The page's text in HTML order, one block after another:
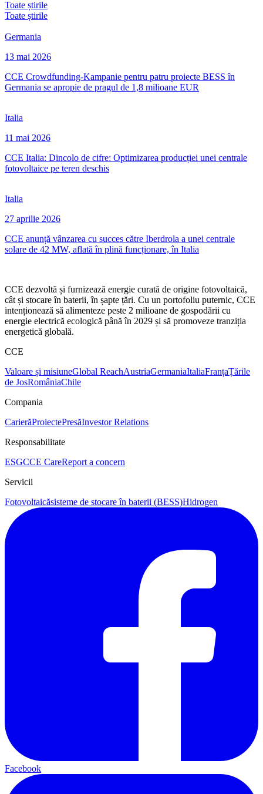
Toate știrile
Toate știrile
Germania
13 mai 2026
CCE Crowdfunding-Kampanie pentru patru proiecte BESS în
Germania se apropie de pragul de 1,8 milioane EUR
Italia
11 mai 2026
CCE Italia: Dincolo de cifre: Optimizarea producției unei centrale
fotovoltaice pe teren deschis
Italia
27 aprilie 2026
CCE anunță vânzarea cu succes către Iberdrola a unei centrale
solare de 42 MW, aflată în plină funcționare, în Italia
CCE dezvoltă și furnizează energie curată de origine fotovoltaică,
cât și stocare în baterii, în șapte țări. Cu un portofoliu puternic, CCE
intenționează să alimenteze peste 2 milioane de gospodării cu
energie electrică ecologică până în 2029 și să promoveze tranziția
energetică globală.
CCE
Valoare și misiuneGlobal ReachAustriaGermaniaItaliaFranțaȚările
de JosRomâniaChile
Compania
CarierăProiectePresăInvestor Relations
Responsabilitate
ESGCCE CareReport a concern
Servicii
Fotovoltaicăsisteme de stocare în baterii (BESS)Hidrogen
Facebook